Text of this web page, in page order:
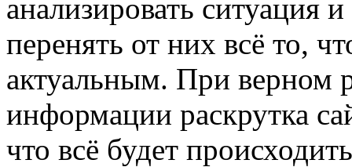
анализировать ситуация
перенять от них всё то,
актуальным. При верном
информации раскрутка
что всё будет